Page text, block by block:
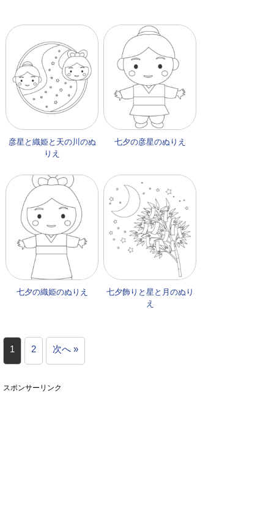
彦星と織姫と天の川のぬ
りえ
七夕の彦星のぬりえ
七夕の織姫のぬりえ
七夕飾りと星と月のぬり
え
1 2 次へ »
スポンサーリンク